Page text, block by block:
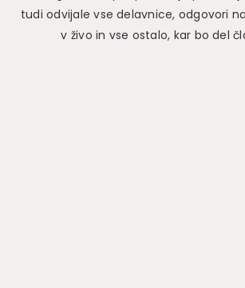
tudi odvijale vse delavnice, odgovori
v živo in vse ostalo, kar bo del